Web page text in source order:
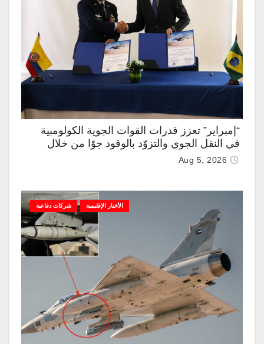
“إمبراير” تعزز قدرات القوات الجوية الكولومبية
في النقل الجوي والتزوّد بالوقود جوًا من خلال
تزويدها بطائرتي “كيه سي-390 ميلينيوم”
Aug 5, 2026
الأخبار الإقليمية شركات دفاعية